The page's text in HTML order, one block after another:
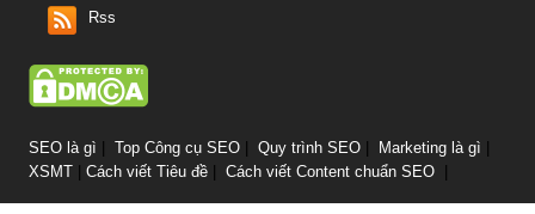
Rss
SEO là gì Top Công cụ SEO Quy trình SEO Marketing là gì
XSMT
Cách viết Tiêu đề Cách viết Content chuẩn SEO